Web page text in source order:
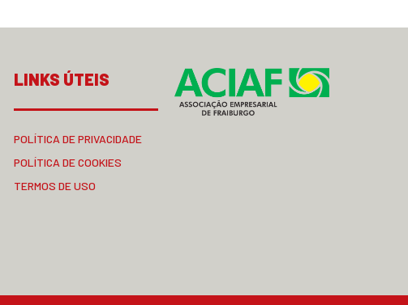
LINKS ÚTEIS
POLÍTICA DE PRIVACIDADE
POLÍTICA DE COOKIES
TERMOS DE USO